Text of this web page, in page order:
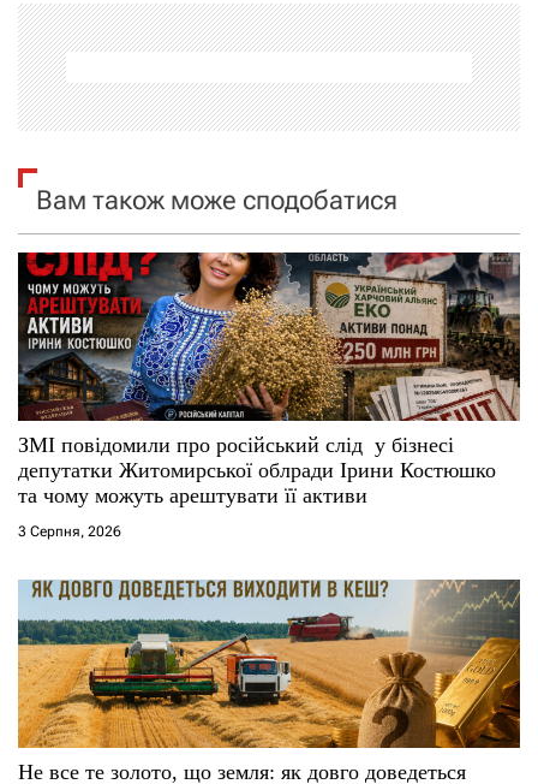
а
ц
і
я
з
а
п
и
с
і
Вам також може сподобатися
ЗМІ повідомили про російський слід у бізнесі
депутатки Житомирської облради Ірини Костюшко
та чому можуть арештувати її активи
3 Серпня, 2026
Не все те золото, що земля: як довго доведеться